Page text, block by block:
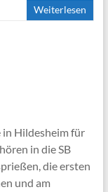
Weiterlesen
Hildesheim für
in die SB
die ersten
und am